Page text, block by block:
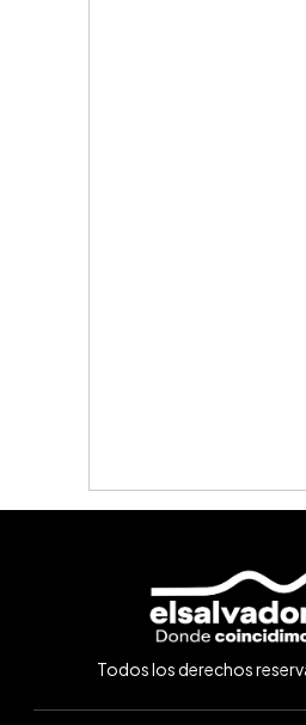
Todos los derechos